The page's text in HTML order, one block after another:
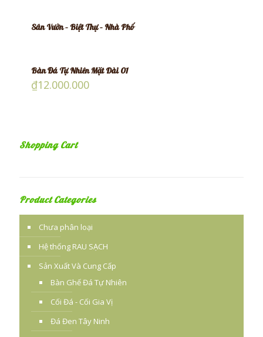
Sân Vườn – Biệt Thự – Nhà Phố
Bàn Đá Tự Nhiên Mặt Dài 01
₫12.000.000
Shopping Cart
Product Categories
Chưa phân loại
Hệ thống RAU SẠCH
Sản Xuất Và Cung Cấp
Bàn Ghế Đá Tự Nhiên
Cối Đá - Cối Gia Vị
Đá Đen Tây Ninh